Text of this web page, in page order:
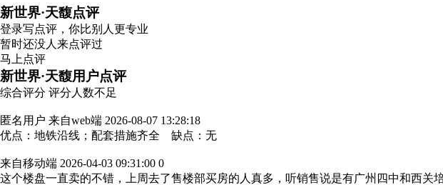
新世界·天馥点评
登录写点评，你比别人更专业
暂时还没人来点评过
马上点评
新世界·天馥用户点评
综合评分 评分人数不足
匿名用户 来自web端 2026-08-07 13:28:18
优点：地铁沿线；配套措施齐全 缺点：无
来自移动端 2026-04-03 09:31:00 0
这个楼盘一直卖的不错，上周去了售楼部买房的人真多，听销售说是有广州四中和西关